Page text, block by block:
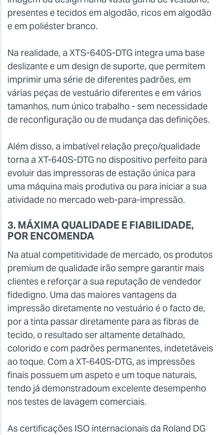
presentes e tecidos em algodão, ricos em algodão
e em poliéster branco.
Na realidade, a XTS-640S-DTG integra uma base
deslizante e um design de suporte, que permitem
imprimir uma série de diferentes padrões, em
várias peças de vestuário diferentes e em vários
tamanhos, num único trabalho - sem necessidade
de reconfiguração ou de mudança das definições.
Além disso, a imbatível relação preço/qualidade
torna a XT-640S-DTG no dispositivo perfeito para
evoluir das impressoras de estação única para
uma máquina mais produtiva ou para iniciar a sua
atividade no mercado web-para-impressão.
3. MÁXIMA QUALIDADE E FIABILIDADE,
POR ENCOMENDA
Na atual competitividade de mercado, os produtos
premium de qualidade irão sempre garantir mais
clientes e reforçar a sua reputação de vendedor
fidedigno. Uma das maiores vantagens da
impressão diretamente no vestuário é o facto de,
por a tinta passar diretamente para as fibras de
tecido, o resultado ser altamente detalhado,
colorido e com padrões permanentes, indetetáveis
ao toque. Com a XT-640S-DTG, as impressões
finais possuem um aspeto e um toque naturais,
tendo já demonstradoum excelente desempenho
nos testes de lavagem comerciais.
As certificações ISO internacionais da Roland DG